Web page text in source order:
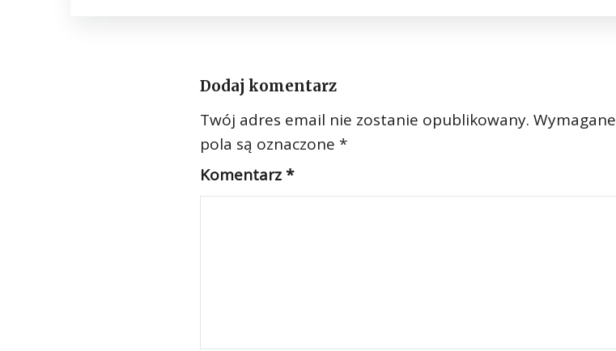
Dodaj komentarz
Twój adres email nie zostanie opublikowany. Wymagane
pola są oznaczone *
Komentarz*